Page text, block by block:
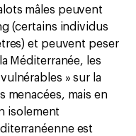
mâles peuvent
(certains individus
et peuvent peser
Méditerranée, les
» sur la
menacées, mais en
isolement
est